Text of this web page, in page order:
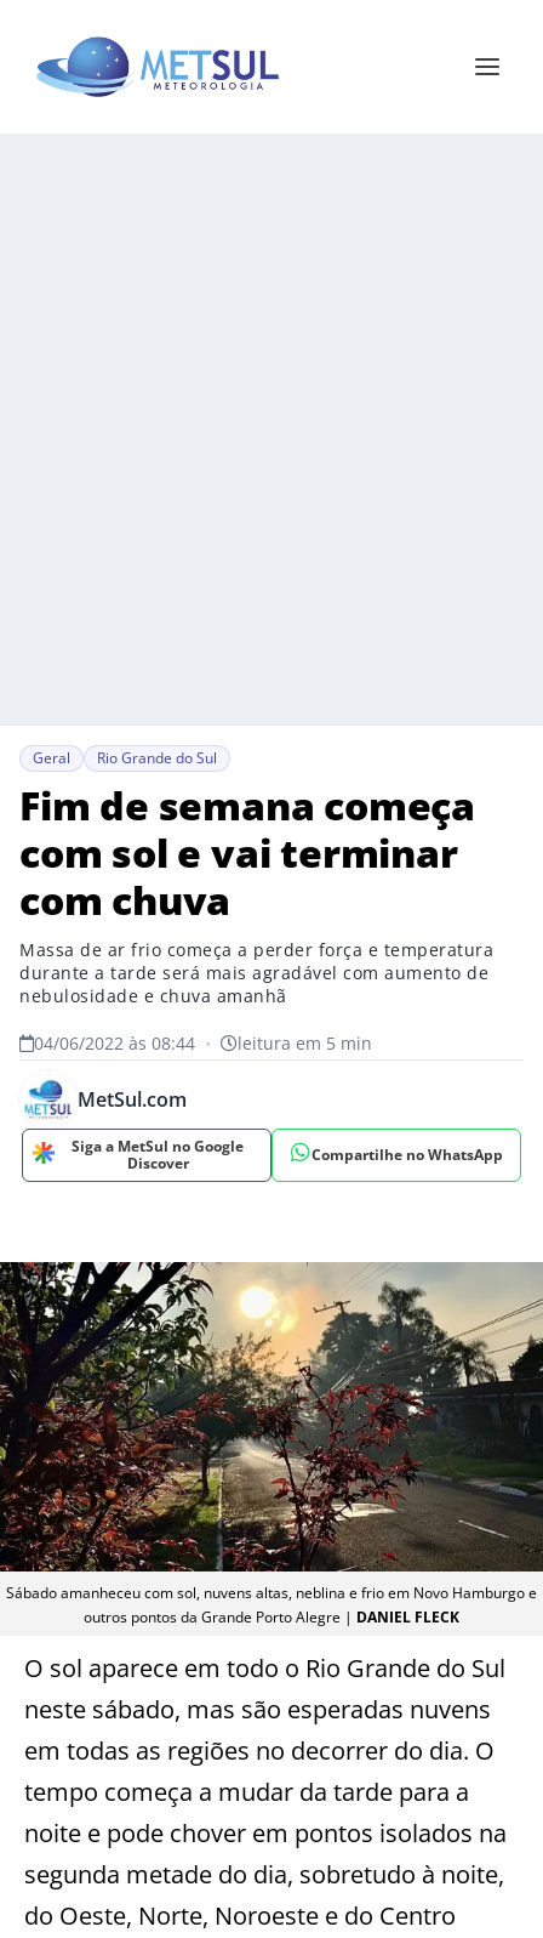
Geral Rio Grande do Sul
Fim de semana começa
com sol e vai terminar
com chuva
Massa de ar frio começa a perder força e temperatura
durante a tarde será mais agradável com aumento de
nebulosidade e chuva amanhã
04/06/2022 às 08:44 • leitura em 5 min
MetSul.com
Siga a MetSul no Google
Discover
Compartilhe no WhatsApp
Sábado amanheceu com sol, nuvens altas, neblina e frio em Novo Hamburgo e
outros pontos da Grande Porto Alegre | DANIEL FLECK
O sol aparece em todo o Rio Grande do Sul
neste sábado, mas são esperadas nuvens
em todas as regiões no decorrer do dia. O
tempo começa a mudar da tarde para a
noite e pode chover em pontos isolados na
segunda metade do dia, sobretudo à noite,
do Oeste, Norte, Noroeste e do Centro